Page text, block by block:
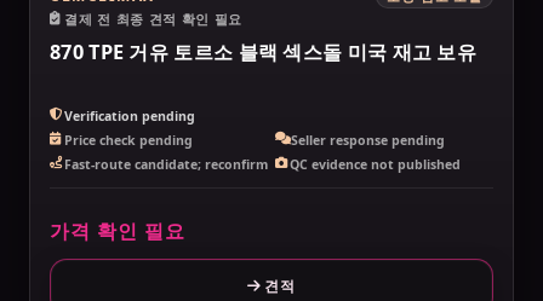
결제 전 최종 견적 확인 필요
870 TPE 거유 토르소 블랙 섹스돌 미국 재고 보유
Verification pending
Price check pending
Seller response pending
Fast-route candidate; reconfirm
QC evidence not published
가격 확인 필요
견적